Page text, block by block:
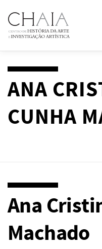
para
conteúdo
PUBLICAÇÕES
ANA
CUNHA
Ana
Machado